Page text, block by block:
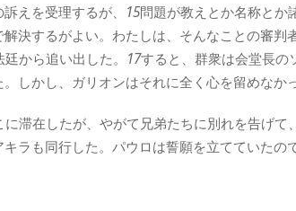
えを受理するが、 15問題が教えとか名称とか
決するがよい。わたしは、そんなことの審判
から追い出した。 17すると、群衆は会堂長の
しかし、ガリオンはそれに全く心を留めなかっ
滞在したが、やがて兄弟たちに別れを告げて
ラも同行した。パウロは誓願を立てていたの